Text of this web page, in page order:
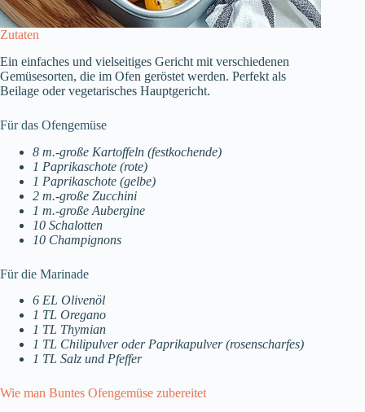
Zutaten
Ein einfaches und vielseitiges Gericht mit verschiedenen
Gemüsesorten, die im Ofen geröstet werden. Perfekt als
Beilage oder vegetarisches Hauptgericht.
Für das Ofengemüse
8 m.-große Kartoffeln (festkochende)
1 Paprikaschote (rote)
1 Paprikaschote (gelbe)
2 m.-große Zucchini
1 m.-große Aubergine
10 Schalotten
10 Champignons
Für die Marinade
6 EL Olivenöl
1 TL Oregano
1 TL Thymian
1 TL Chilipulver oder Paprikapulver (rosenscharfes)
1 TL Salz und Pfeffer
Wie man Buntes Ofengemüse zubereitet